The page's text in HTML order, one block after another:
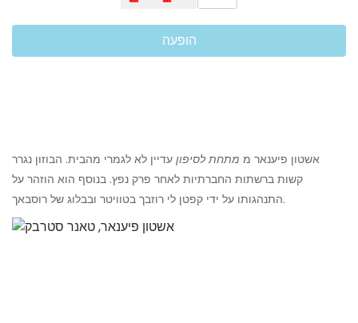
הופעה
אשטון פיענאר מ מתחת לסיפון עדיין לא לגמרי מהבית. הבוזון נגרר
קשות ברשתות החברתיות לאחר פרק נפץ. בנוסף הוא הוזהר על
התנהגותו על ידי קפטן לי רוזבך בטוויטר ובבלוג של רוסבאך.